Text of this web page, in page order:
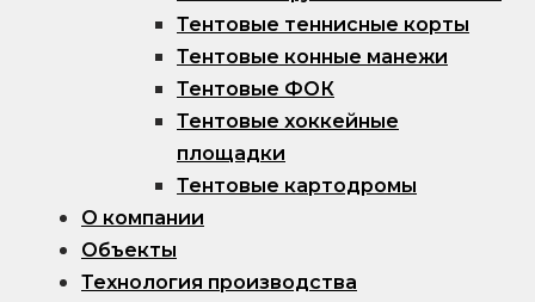
Тентовые теннисные корты
Тентовые конные манежи
Тентовые ФОК
Тентовые хоккейные
площадки
Тентовые картодромы
О компании
Объекты
Технология производства